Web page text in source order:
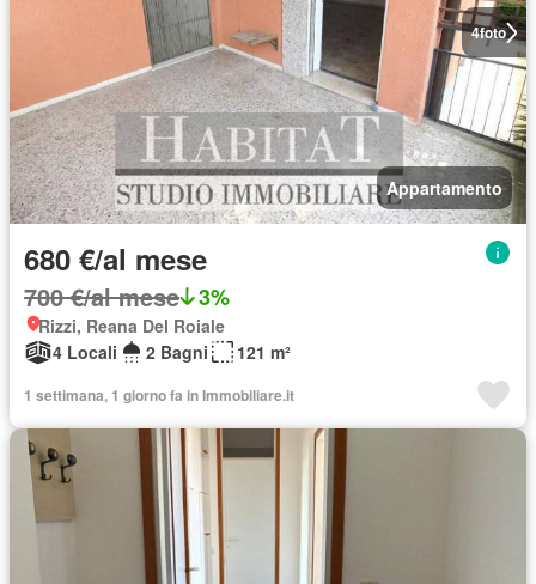
4foto
Appartamento
680 €/al mese
700 €/al mese 3%
Rizzi, Reana Del Roiale
4 Locali
2 Bagni 121 m²
1 settimana, 1 giorno fa in Immobiliare.it